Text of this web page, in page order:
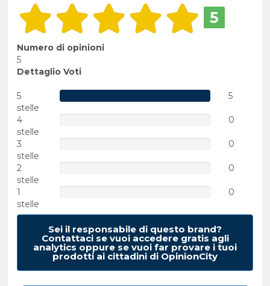
5
Numero di opinioni
5
Dettaglio Voti
5
stelle
5
4
stelle
0
3
stelle
0
2
stelle
0
1
stelle
0
Sei il responsabile di questo brand?
Contattaci se vuoi accedere gratis agli
analytics oppure se vuoi far provare i tuoi
prodotti ai cittadini di OpinionCity